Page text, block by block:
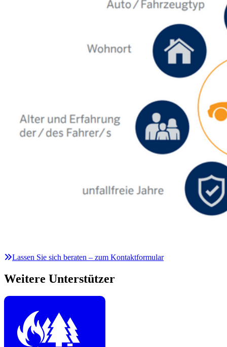
Lassen Sie sich beraten – zum Kontaktformular
Weitere Unterstützer